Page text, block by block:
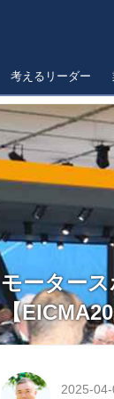
考えるリーダー
モーター
【
2025-